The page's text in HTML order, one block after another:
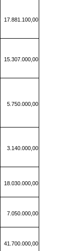
17.881.100,00
15.307.000,00
5.750.000,00
3.140.000,00
18.030.000,00
7.050.000,00
41.700.000,00